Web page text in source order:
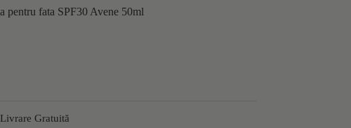
pentru fata SPF30 Avene 50ml
Gratuită